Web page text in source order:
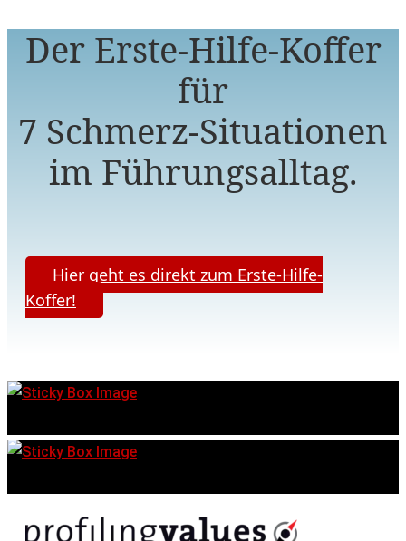
Der Erste-Hilfe-Koffer
für
7 Schmerz-Situationen
im Führungsalltag.
Hier geht es direkt zum Erste-Hilfe-
Koffer!